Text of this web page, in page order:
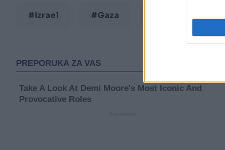
#izrael #Gaza